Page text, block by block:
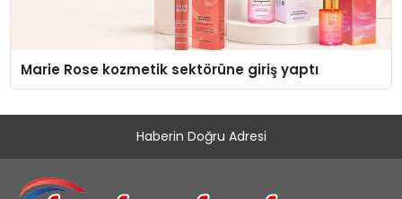
Marie Rose kozmetik sektörüne giriş yaptı
Haberin Doğru Adresi